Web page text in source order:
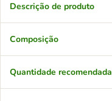
Descrição de produto
Composição
Quantidade recomendada